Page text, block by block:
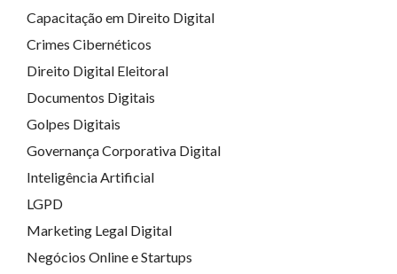
Capacitação em Direito Digital
Crimes Cibernéticos
Direito Digital Eleitoral
Documentos Digitais
Golpes Digitais
Governança Corporativa Digital
Inteligência Artificial
LGPD
Marketing Legal Digital
Negócios Online e Startups